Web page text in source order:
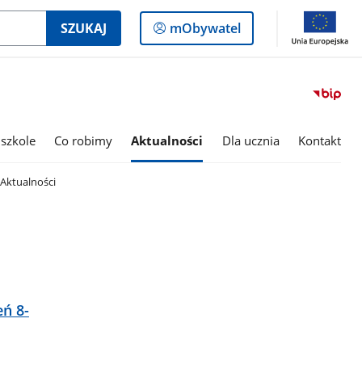
SZUKAJ
Logowanie
do
mObywatel
Co robimy Aktualności Dla ucznia Kontakt
Aktualności
8-